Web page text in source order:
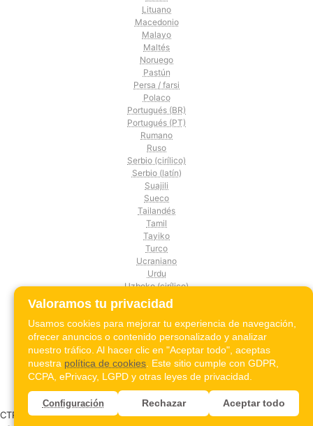
Lituano
Macedonio
Malayo
Maltés
Noruego
Pastún
Persa / farsi
Polaco
Portugués (BR)
Portugués (PT)
Rumano
Ruso
Serbio (cirílico)
Serbio (latín)
Suajili
Sueco
Tailandés
Tamil
Tayiko
Turco
Ucraniano
Urdu
Uzbeko (cirílico)
Uzbeko (latín)
Vietnamita
Árabe (MSA)
Árabe (del Golfo)
Árabe (egipcio)
Árabe (levantino)
Árabe (magrebí)
Valoramos tu privacidad
Usamos cookies para mejorar tu experiencia de navegación,
ofrecer anuncios o contenido personalizado y analizar
nuestro tráfico. Al hacer clic en "Aceptar todo", aceptas
nuestra política de cookies . Este sitio cumple con GDPR,
CCPA, ePrivacy, LGPD y otras leyes de privacidad.
Configuración Rechazar
Aceptar todo
CTRL+ENTER | ¿Encontraste un error tipográfico o de traducción? - ✎